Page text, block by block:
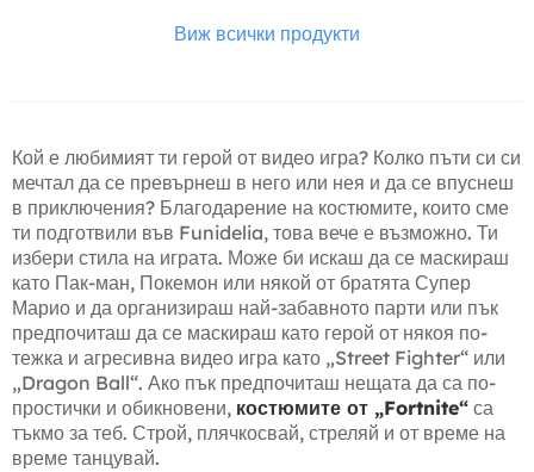
Виж всички продукти
Кой е любимият ти герой от видео игра? Колко пъти си си
мечтал да се превърнеш в него или нея и да се впуснеш
в приключения? Благодарение на костюмите, които сме
ти подготвили във Funidelia, това вече е възможно. Ти
избери стила на играта. Може би искаш да се маскираш
като Пак-ман, Покемон или някой от братята Супер
Марио и да организираш най-забавното парти или пък
предпочиташ да се маскираш като герой от някоя по-
тежка и агресивна видео игра като „Street Fighter“ или
„Dragon Ball“. Ако пък предпочиташ нещата да са по-
простички и обикновени, костюмите от „Fortnite“ са
тъкмо за теб. Строй, плячкосвай, стреляй и от време на
време танцувай.